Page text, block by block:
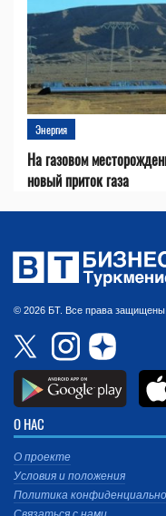
Энергия
На газовом
новый приток газа
© 2026 БТ. Все права защищены.
О НАС
О проекте
Условия и положения
Политика